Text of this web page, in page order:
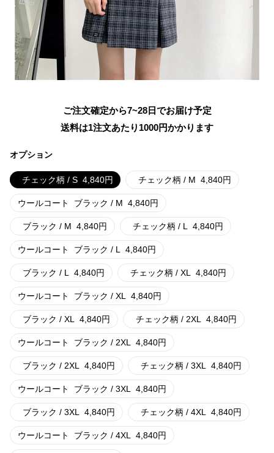
ご注文確定から7~28日でお届け予定
送料は1注文あたり 1000円かかります
オプション
チェック柄 / S 4,840円 チェック柄 / M 4,840円
ウールコート ブラック / M 4,840円
ブラック / M 4,840円 チェック柄 / L 4,840円
ウールコート ブラック / L 4,840円
ブラック / L 4,840円 チェック柄 / XL 4,840円
ウールコート ブラック / XL 4,840円
ブラック / XL 4,840円 チェック柄 / 2XL 4,840円
ウールコート ブラック / 2XL 4,840円
ブラック / 2XL 4,840円 チェック柄 / 3XL 4,840円
ウールコート ブラック / 3XL 4,840円
ブラック / 3XL 4,840円 チェック柄 / 4XL 4,840円
ウールコート ブラック / 4XL 4,840円